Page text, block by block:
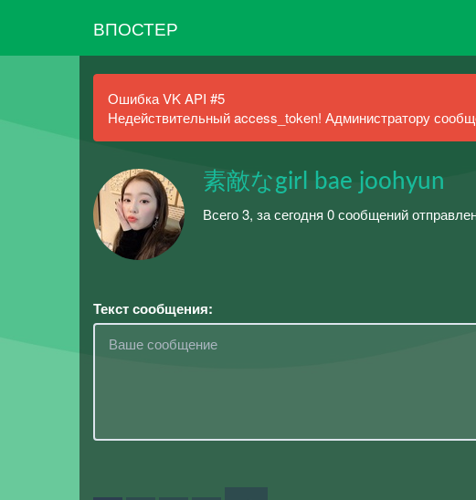
ВПОСТЕР
Ошибка VK API #5
Недействительный access_token! Администратору
素敵なgirl bae joohyun
Всего 3, за сегодня 0 сообщений
Текст сообщения: